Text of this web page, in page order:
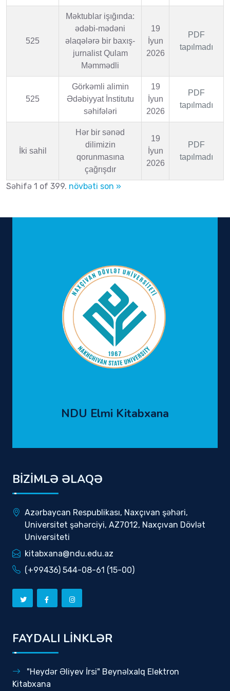
525
Məktublar işığında:
ədəbi-mədəni
əlaqələrə bir baxış-
jurnalist Qulam
Məmmədli
19
İyun
2026
PDF
tapılmadı
525
Görkəmli alimin
Ədəbiyyat İnstitutu
səhifələri
19
İyun
2026
PDF
tapılmadı
İki sahil
Hər bir sənəd
dilimizin
qorunmasına
çağrışdır
19
İyun
2026
PDF
tapılmadı
Səhifə 1 of 399. növbəti son »
NDU Elmi Kitabxana
BİZİMLƏ ƏLAQƏ
Azərbaycan Respublikası, Naxçıvan şəhəri,
Universitet şəhərciyi, AZ7012, Naxçıvan Dövlət
Universiteti
kitabxana@ndu.edu.az
(+99436) 544-08-61 (15-00)
FAYDALI LİNKLƏR
"Heydər Əliyev İrsi" Beynəlxalq Elektron
Kitabxana